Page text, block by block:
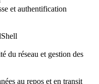
et authentification
du réseau et gestion des
au repos et en transit